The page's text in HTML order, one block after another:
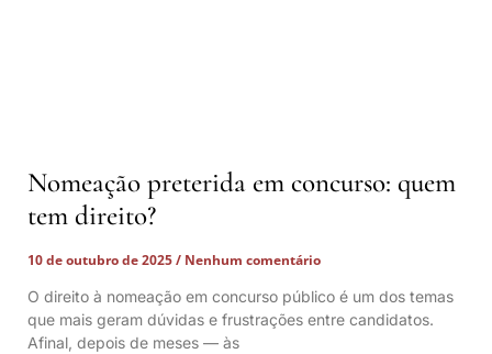
Nomeação preterida em concurso: quem
tem direito?
10 de outubro de 2025
Nenhum comentário
O direito à nomeação em concurso público é um dos temas
que mais geram dúvidas e frustrações entre candidatos.
Afinal, depois de meses — às